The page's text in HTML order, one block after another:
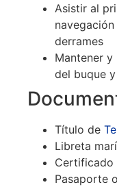
Asistir al
derrames
Mantener
del buque
Título de
Libreta
Certificado
Pasaporte